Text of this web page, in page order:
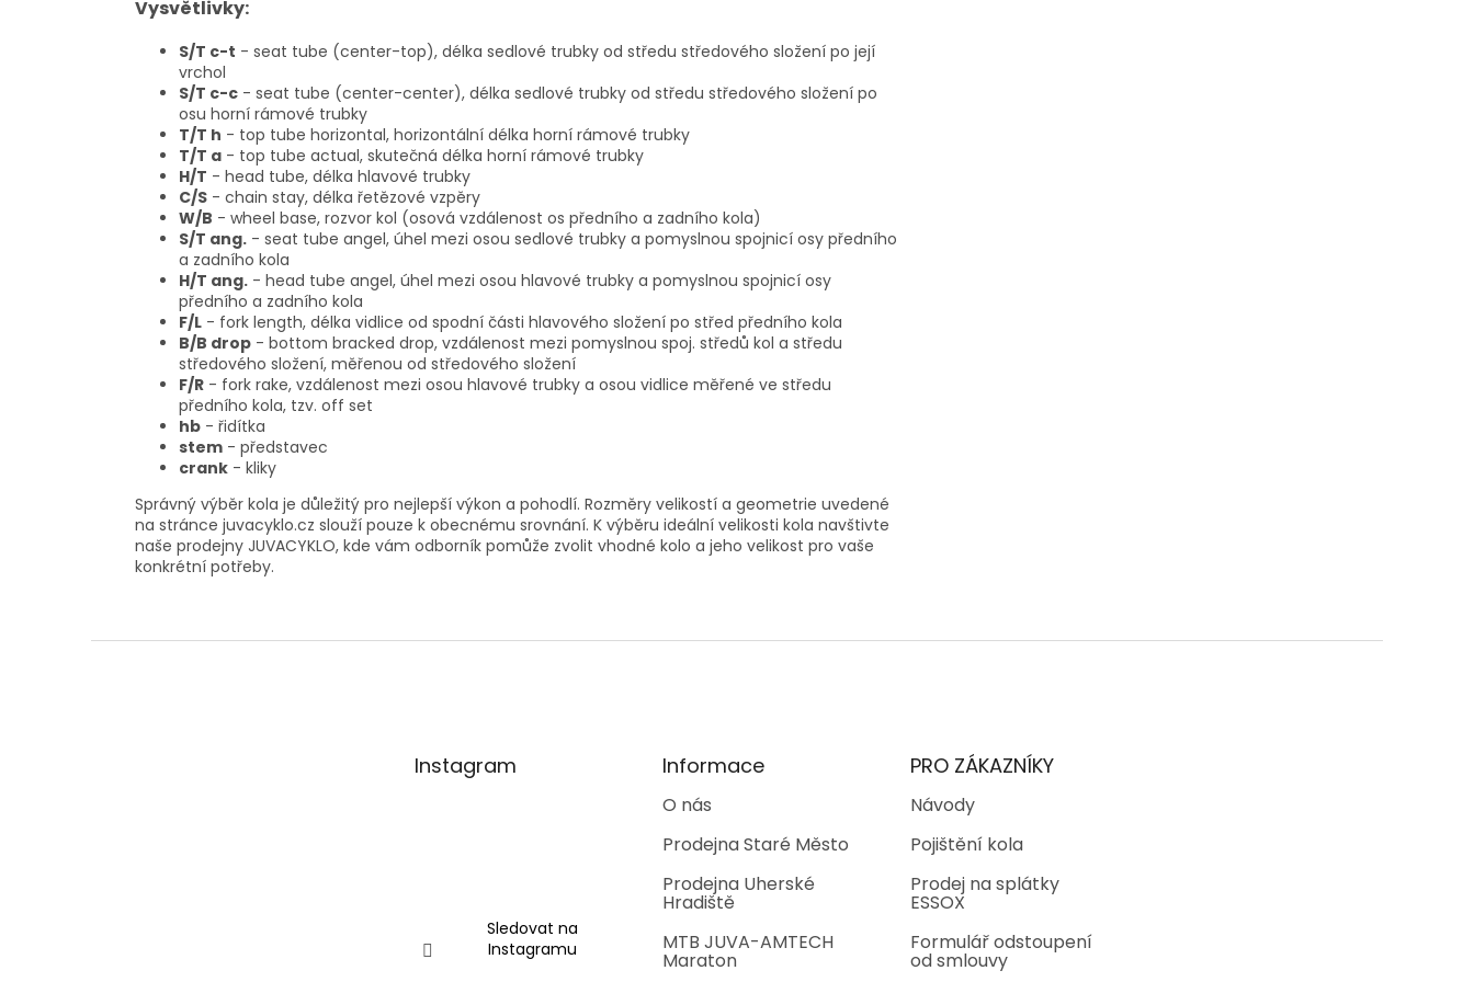
Vysvětlivky:
S/T c-t - seat tube (center-top), délka sedlové trubky od středu středového složení po její
vrchol
S/T c-c - seat tube (center-center), délka sedlové trubky od středu středového složení po
osu horní rámové trubky
T/T h - top tube horizontal, horizontální délka horní rámové trubky
T/T a - top tube actual, skutečná délka horní rámové trubky
H/T - head tube, délka hlavové trubky
C/S - chain stay, délka řetězové vzpěry
W/B - wheel base, rozvor kol (osová vzdálenost os předního a zadního kola)
S/T ang. - seat tube angel, úhel mezi osou sedlové trubky a pomyslnou spojnicí osy předního
a zadního kola
H/T ang. - head tube angel, úhel mezi osou hlavové trubky a pomyslnou spojnicí osy
předního a zadního kola
F/L - fork length, délka vidlice od spodní části hlavového složení po střed předního kola
B/B drop - bottom bracked drop, vzdálenost mezi pomyslnou spoj. středů kol a středu
středového složení, měřenou od středového složení
F/R - fork rake, vzdálenost mezi osou hlavové trubky a osou vidlice měřené ve středu
předního kola, tzv. off set
hb - řidítka
stem - představec
crank - kliky
Správný výběr kola je důležitý pro nejlepší výkon a pohodlí. Rozměry velikostí a geometrie uvedené
na stránce juvacyklo.cz slouží pouze k obecnému srovnání. K výběru ideální velikosti kola navštivte
naše prodejny JUVACYKLO, kde vám odborník pomůže zvolit vhodné kolo a jeho velikost pro vaše
konkrétní potřeby.
Instagram
Sledovat na
Instagramu
Informace
O nás
Prodejna Staré Město
Prodejna Uherské
Hradiště
MTB JUVA-AMTECH
Maraton
PRO ZÁKAZNÍKY
Návody
Pojištění kola
Prodej na splátky
ESSOX
Formulář odstoupení
od smlouvy